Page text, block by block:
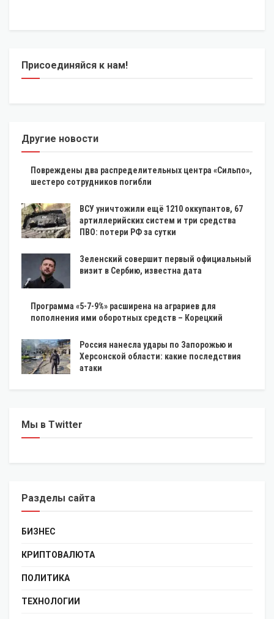
Присоединяйся к нам!
Другие новости
Повреждены два распределительных центра «Сильпо»,
шестеро сотрудников погибли
ВСУ уничтожили ещё 1210 оккупантов, 67
артиллерийских систем и три средства
ПВО: потери РФ за сутки
Зеленский совершит первый официальный
визит в Сербию, известна дата
Программа «5-7-9%» расширена на аграриев для
пополнения ими оборотных средств – Корецкий
Россия нанесла удары по Запорожью и
Херсонской области: какие последствия
атаки
Мы в Twitter
Разделы сайта
БИЗНЕС
КРИПТОВАЛЮТА
ПОЛИТИКА
ТЕХНОЛОГИИ